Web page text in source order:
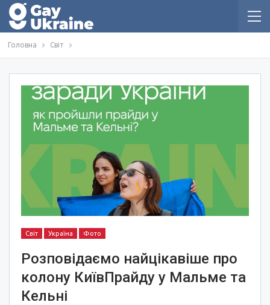
Головна Світ
Світ Україна Фото
Розповідаємо найцікавіше про
колону КиївПрайду у Мальме та
Кельні